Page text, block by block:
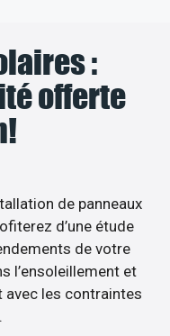
:
offerte
de panneaux
d’une étude
de votre
l’ensoleillement et
avec les contraintes